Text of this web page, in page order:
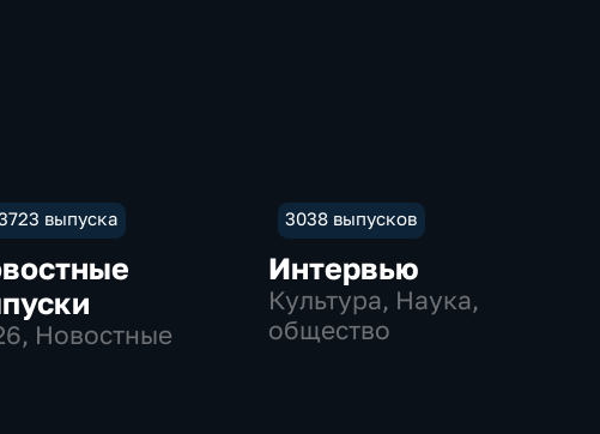
выпуска
, Новостные
3038 выпусков
Интервью
Культура, Наука,
общество